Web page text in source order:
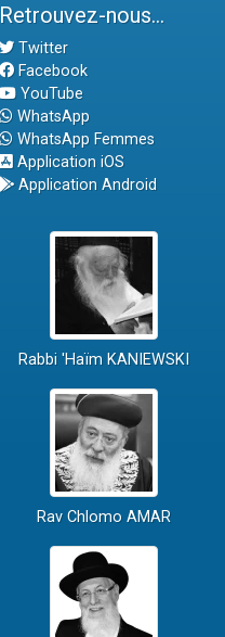
Retrouvez-nous...
Twitter
Facebook
YouTube
WhatsApp
WhatsApp Femmes
Application iOS
Application Android
Rabbi 'Haïm KANIEWSKI
Rav Chlomo AMAR